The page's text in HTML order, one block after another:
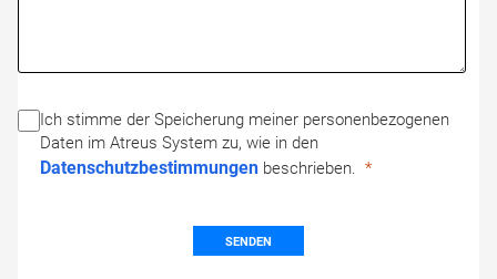
Ich stimme der Speicherung meiner personenbezogenen
Daten im Atreus System zu, wie in den
Datenschutzbestimmungen beschrieben.
SENDEN